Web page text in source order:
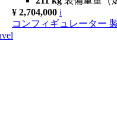
¥ 2,704,000 i
コンフィギュレーター